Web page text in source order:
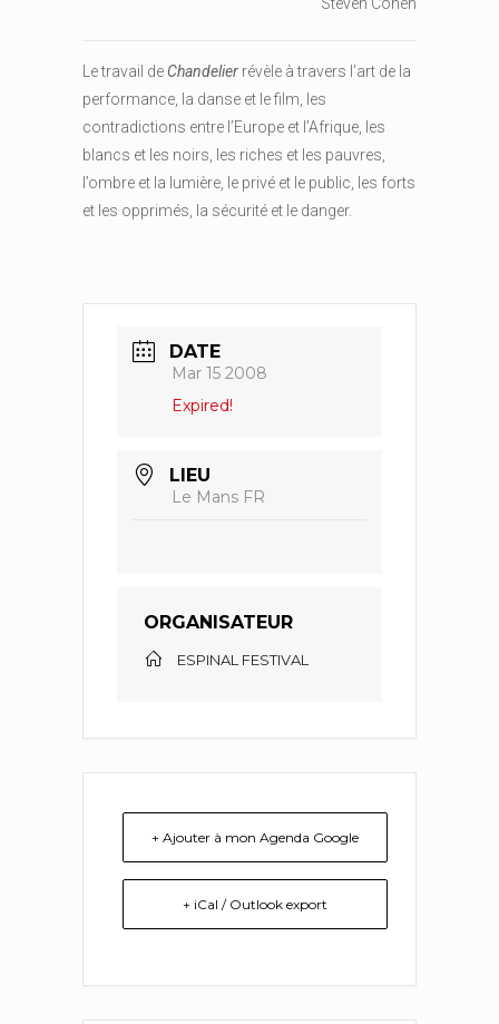
Le travail de Chandelier révèle à travers l’art de la
performance, la danse et le film, les
contradictions entre l’Europe et l’Afrique, les
blancs et les noirs, les riches et les pauvres,
l’ombre et la lumière, le privé et le public, les forts
et les opprimés, la sécurité et le danger.
DATE
Mar 15 2008
Expired!
LIEU
Le Mans FR
ORGANISATEUR
ESPINAL FESTIVAL
+ Ajouter à mon Agenda Google
+ iCal / Outlook export